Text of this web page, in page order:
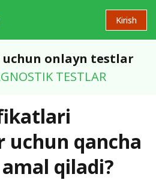
Kirish
onlayn testlar
TESTLAR
uchun qancha
qiladi?